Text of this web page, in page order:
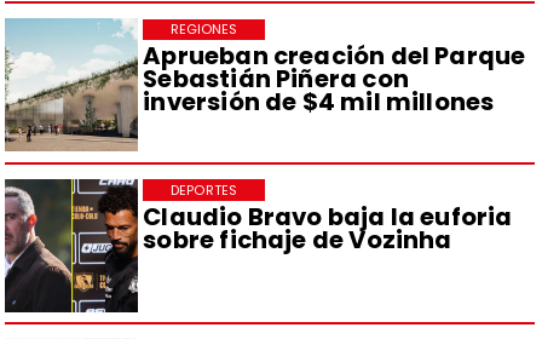
Aprueban creación del Parque
Sebastián Piñera con
inversión de $4 mil millones
REGIONES
Claudio Bravo baja la euforia
sobre fichaje de Vozinha
DEPORTES